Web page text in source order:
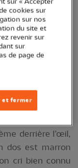
strié de noir.
une attitude
fois perché.
entre le
large bavette
la gorge et la
gris cendré, le
chocolat. La
derrière l’œil,
dos est marron
cri bien connu
sur « Accepter
cookies sur
sur nos
du site et
revenir sur
sur
de page de
et fermer